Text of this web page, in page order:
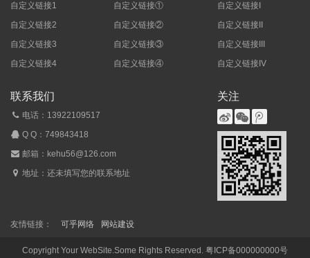
自定义链接1
自定义链接2
自定义链接3
自定义链接4
自定义链接①
自定义链接②
自定义链接③
自定义链接④
自定义链接I
自定义链接II
自定义链接III
自定义链接IV
联系我们
电话：13922109517
Q Q： 749843418
邮箱：kehu56@126.com
地址：还未填写您的联系地址
关注
友情链接： 可乎网络 网站建设
Copyright Your WebSite.Some Rights Reserved. 粤ICP备000000000号